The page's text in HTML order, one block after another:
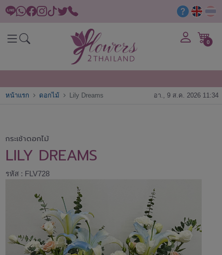
0
หน้าแรก ดอกไม้ Lily Dreams อา., 9 ส.ค. 2026 11:34
กระเช้าดอกไม้
LILY DREAMS
รหัส : FLV728